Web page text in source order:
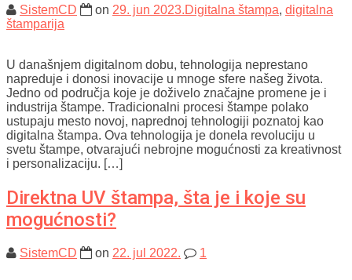
SistemCD on 29. jun 2023.Digitalna štampa, digitalna
štamparija
U današnjem digitalnom dobu, tehnologija neprestano
napreduje i donosi inovacije u mnoge sfere našeg života.
Jedno od područja koje je doživelo značajne promene je i
industrija štampe. Tradicionalni procesi štampe polako
ustupaju mesto novoj, naprednoj tehnologiji poznatoj kao
digitalna štampa. Ova tehnologija je donela revoluciju u
svetu štampe, otvarajući nebrojne mogućnosti za kreativnost
i personalizaciju. […]
Direktna UV štampa, šta je i koje su
mogućnosti?
SistemCD on 22. jul 2022. 1